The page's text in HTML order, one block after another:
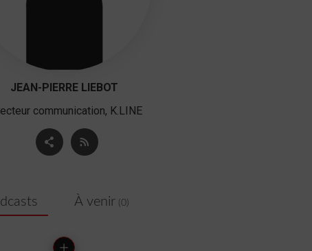
JEAN-PIERRE LIEBOT
communication, K.LINE
À venir (0)